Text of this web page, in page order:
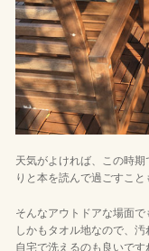
天気がよければ、この時
りと本を読んで過ごすこと
そんなアウトドアな場面で
しかもタオル地なので、汚
自宅で洗えるのも良いです